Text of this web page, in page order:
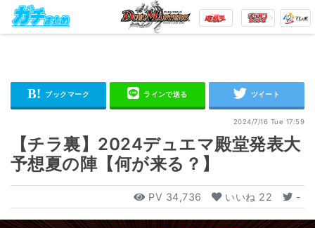
2024/7/16 Tue 17:59
【チラ裏】2024デュエマ殿堂発表大
予想夏の陣【何が来る？】
PV 34,736 いいね 22 -